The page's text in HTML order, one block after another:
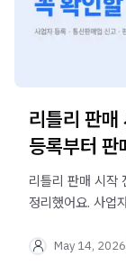
리틀리 판
등록부터 판
리틀리 판매 시작
정리했어요. 사업
May 14, 2026